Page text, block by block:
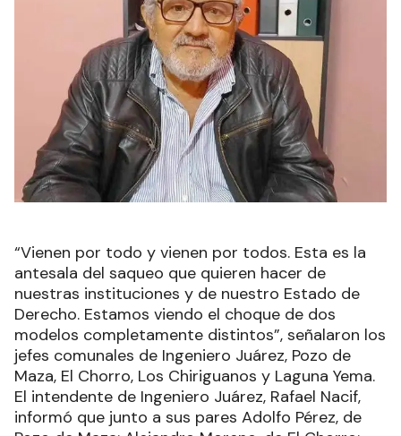
“Vienen por todo y vienen por todos. Esta es la
antesala del saqueo que quieren hacer de
nuestras instituciones y de nuestro Estado de
Derecho. Estamos viendo el choque de dos
modelos completamente distintos”, señalaron los
jefes comunales de Ingeniero Juárez, Pozo de
Maza, El Chorro, Los Chiriguanos y Laguna Yema.
El intendente de Ingeniero Juárez, Rafael Nacif,
informó que junto a sus pares Adolfo Pérez, de